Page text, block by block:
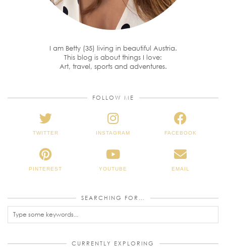
I am Betty (35) living in beautiful Austria.
This blog is about things I love:
Art, travel, sports and adventures.
FOLLOW ME
TWITTER INSTAGRAM FACEBOOK
PINTEREST YOUTUBE EMAIL
SEARCHING FOR…
CURRENTLY EXPLORING